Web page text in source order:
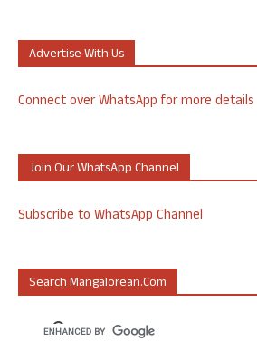
Advertise With Us
Connect over WhatsApp for more details
Join Our WhatsApp Channel
Subscribe to WhatsApp Channel
Search Mangalorean.com